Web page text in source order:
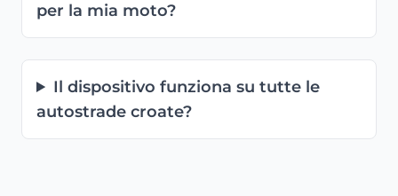
per la mia moto?
Il dispositivo funziona su tutte le
autostrade croate?